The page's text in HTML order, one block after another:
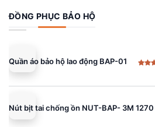
ĐỒNG PHỤC BẢO HỘ
Quần áo bảo hộ lao động BAP-01
5 sao
Giá
là:
Giá
tại
195.000 ₫.
Nút bịt tai chống ồn NUT-BAP- 3M 1270